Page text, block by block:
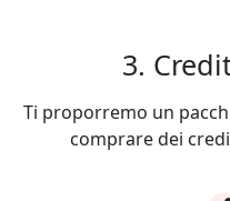
3.
Ti proporremo un
comprare dei